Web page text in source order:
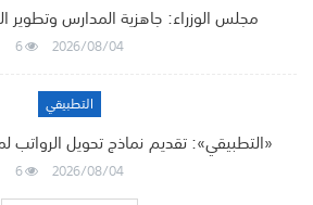
مجلس الوزراء: جاهزية المدارس وتطوير
2026/08/04
6
التطبيقي
«التطبيقي»: تقديم نماذج تحويل
2026/08/04
6